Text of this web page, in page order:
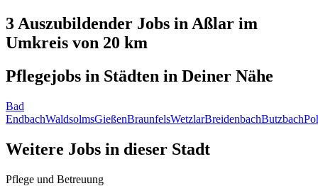
3 Auszubildender Jobs in Aßlar im
Umkreis von 20 km
Pflegejobs in Städten in Deiner Nähe
Bad
EndbachWaldsolmsGießenBraunfelsWetzlarBreidenbachButzbach
Weitere Jobs in dieser Stadt
Pflege und Betreuung